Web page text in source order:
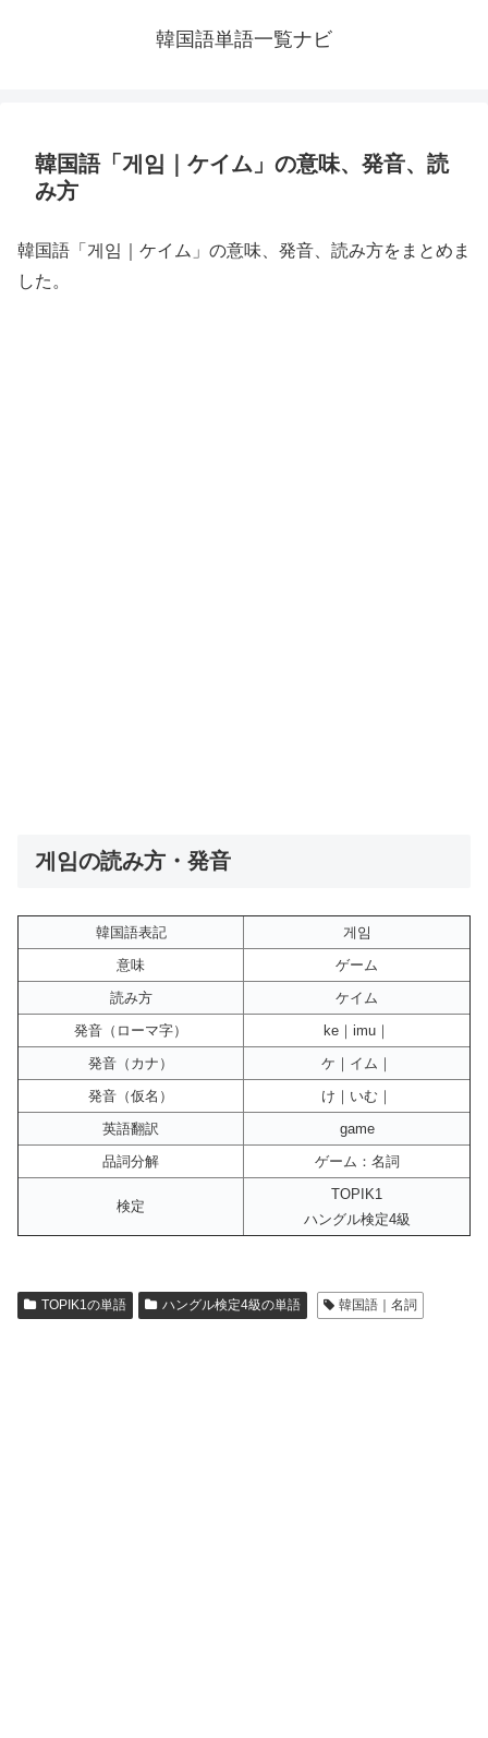
韓国語単語一覧ナビ
韓国語「게임｜ケイム」の意味、発音、読
み方
韓国語「게임｜ケイム」の意味、発音、読み方をまとめま
した。
게임の読み方・発音
韓国語表記
게임
意味
ゲーム
読み方
ケイム
発音（ローマ字）
ke｜imu｜
発音（カナ）
ケ｜イム｜
発音（仮名）
け｜いむ｜
英語翻訳
game
品詞分解
ゲーム：名詞
検定
TOPIK1
ハングル検定4級
TOPIK1の単語 ハングル検定4級の単語 韓国語｜名詞